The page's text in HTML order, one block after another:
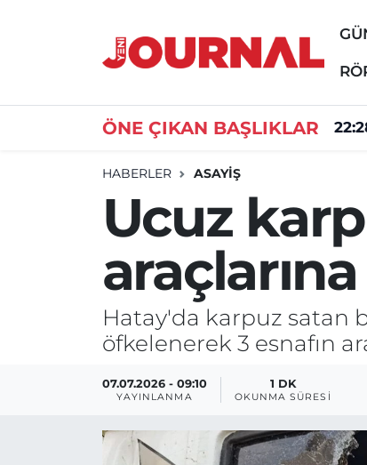
ÖNE ÇIKAN BAŞLIKLAR
HABERLER ASAYİŞ
Ucuz
araçlarına
Hatay'da karpuz satan
öfkelenerek 3 esnafın
07.07.2026 - 09:10
YAYINLANMA
1 DK
OKUNMA SÜRESI
GÜNDEM
DÜNYA
ÖZEL HABER
Nöbetçi Eczaneler
Süper Lig Puan Durumu ve Fikstür
Son Dakika Haberleri
Haber Arşivi